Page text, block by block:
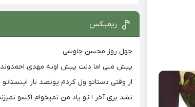
ریمیکس
چهل روز محسن چاوشی
پیش منی اما دلت پیش اونه مهدی احمدوند
از وقتی دستاتو ول کردم پونصد بار اینستاتو
نشد بری آخر ا تو یاد من نمیخوام اکسو